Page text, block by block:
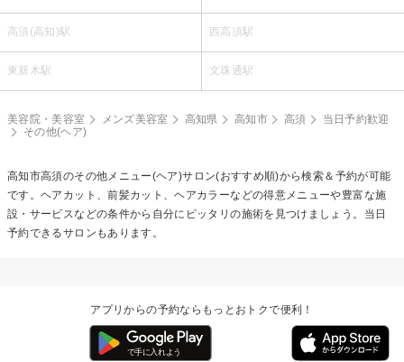
高須(高知)駅 西高須駅
東新木駅 文珠通駅
美容院・美容室 メンズ美容室 高知県 高知市 高須
当日予約歓迎
その他(ヘア)
高知市高須のその他メニュー(ヘア)サロン(おすすめ順)から検索＆予約が可能
です。ヘアカット、前髪カット、ヘアカラーなどの得意メニューや豊富な施
設・サービスなどの条件から自分にピッタリの施術を見つけましょう。当日
予約できるサロンもあります。
アプリからの予約ならもっとおトクで便利！